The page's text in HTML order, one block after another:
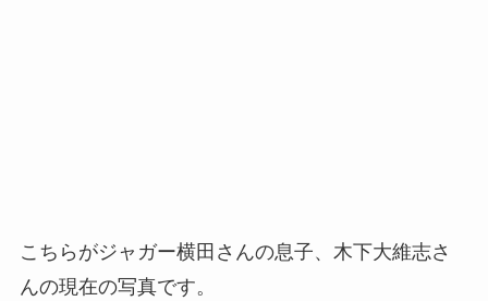
こちらがジャガー横田さんの息子、木下大維志さ
んの現在の写真です。